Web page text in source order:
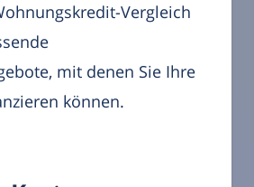
Vergleich
mit denen Sie Ihre
können.